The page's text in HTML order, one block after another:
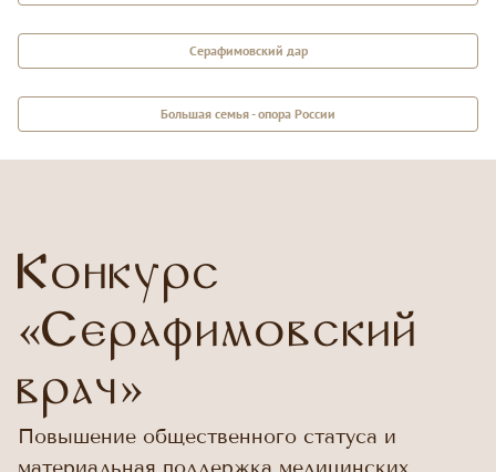
Серафимовский дар
Большая семья - опора России
Конкурс
«Серафимовский
врач»
Повышение общественного статуса и